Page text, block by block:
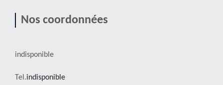
Nos coordonnées
indisponible
Tel.indisponible